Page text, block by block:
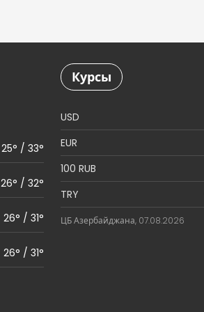
25° / 33°
26° / 32°
26° / 31°
26° / 31°
Курсы
USD
EUR
100 RUB
TRY
ЦБ Азербайджана, 07.08.2026